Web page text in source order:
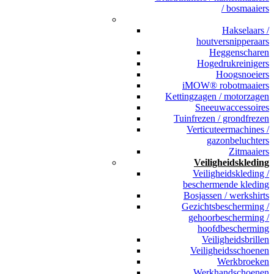
/ bosmaaiers
Hakselaars /
houtversnipperaars
Heggenscharen
Hogedrukreinigers
Hoogsnoeiers
iMOW® robotmaaiers
Kettingzagen / motorzagen
Sneeuwaccessoires
Tuinfrezen / grondfrezen
Verticuteermachines /
gazonbeluchters
Zitmaaiers
Veiligheidskleding
Veiligheidskleding /
beschermende kleding
Bosjassen / werkshirts
Gezichtsbescherming /
gehoorbescherming /
hoofdbescherming
Veiligheidsbrillen
Veiligheidsschoenen
Werkbroeken